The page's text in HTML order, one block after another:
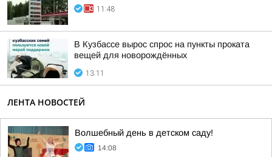
11:48
В Кузбассе вырос спрос на пункты проката
вещей для новорождённых
13:11
ЛЕНТА НОВОСТЕЙ
Волшебный день в детском саду!
14:08